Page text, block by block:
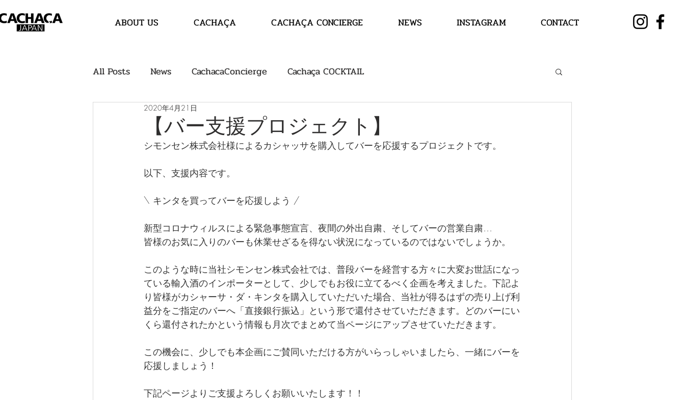
ABOUT US CACHAÇA CACHAÇA CONCIERGE NEWS INSTAGRAM CONTACT
All Posts News CachacaConcierge Cachaça COCKTAIL
【バー支援プロジェクト】
2020年4月21日
シモンセン株式会社様によるカシャッサを購入してバーを応援するプロジェクトです。
以下、支援内容です。
\ キンタを買ってバーを応援しよう /
新型コロナウィルスによる緊急事態宣言、夜間の外出自粛、そしてバーの営業自粛…
皆様のお気に入りのバーも休業せざるを得ない状況になっているのではないでしょうか。
このような時に当社シモンセン株式会社では、普段バーを経営する方々に大変お世話になっ
ている輸入酒のインポーターとして、少しでもお役に立てるべく企画を考えました。下記よ
り皆様がカシャーサ・ダ・キンタを購入していただいた場合、当社が得るはずの売り上げ利
益分をご指定のバーへ「直接銀行振込」という形で還付させていただきます。どのバーにい
くら還付されたかという情報も月次でまとめて当ページにアップさせていただきます。
この機会に、少しでも本企画にご賛同いただける方がいらっしゃいましたら、一緒にバーを
応援しましょう！
下記ページよりご支援よろしくお願いいたします！！